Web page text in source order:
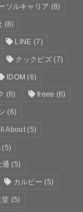
ソルキャリア (8)
(8)
LINE (7)
クックビズ(7)
IDOM (6)
(6) freee (6)
(6)
About(5)
(5)
通 (5)
カルビー (5)
堂 (5)